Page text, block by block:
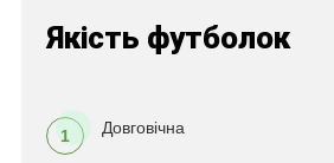
Якість футболок
1 Довговічна